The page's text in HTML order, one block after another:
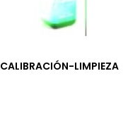
CALIBRACIÓN-LIMPIEZA